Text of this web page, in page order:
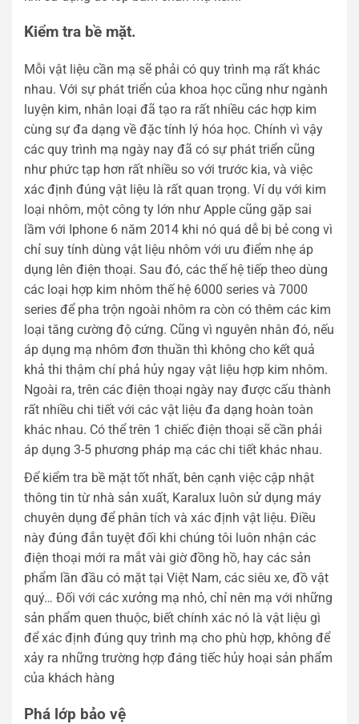
Kiểm tra bề mặt.
Mỗi vật liệu cần mạ sẽ phải có quy trình mạ rất khác
nhau. Với sự phát triển của khoa học cũng như ngành
luyện kim, nhân loại đã tạo ra rất nhiều các hợp kim
cùng sự đa dạng về đặc tính lý hóa học. Chính vì vậy
các quy trình mạ ngày nay đã có sự phát triển cũng
như phức tạp hơn rất nhiều so với trước kia, và việc
xác định đúng vật liệu là rất quan trọng. Ví dụ với kim
loại nhôm, một công ty lớn như Apple cũng gặp sai
lầm với Iphone 6 năm 2014 khi nó quá dễ bị bẻ cong vì
chỉ suy tính dùng vật liệu nhôm với ưu điểm nhẹ áp
dụng lên điện thoại. Sau đó, các thế hệ tiếp theo dùng
các loại hợp kim nhôm thế hệ 6000 series và 7000
series để pha trộn ngoài nhôm ra còn có thêm các kim
loại tăng cường độ cứng. Cũng vì nguyên nhân đó, nếu
áp dụng mạ nhôm đơn thuần thì không cho kết quả
khả thi thậm chí phả hủy ngay vật liệu hợp kim nhôm.
Ngoài ra, trên các điện thoại ngày nay được cấu thành
rất nhiều chi tiết với các vật liệu đa dạng hoàn toàn
khác nhau. Có thể trên 1 chiếc điện thoại sẽ cần phải
áp dụng 3-5 phương pháp mạ các chi tiết khác nhau.
Để kiểm tra bề mặt tốt nhất, bên cạnh việc cập nhật
thông tin từ nhà sản xuất, Karalux luôn sử dụng máy
chuyên dụng để phân tích và xác định vật liệu. Điều
này đúng đắn tuyệt đối khi chúng tôi luôn nhận các
điện thoại mới ra mắt vài giờ đồng hồ, hay các sản
phẩm lần đầu có mặt tại Việt Nam, các siêu xe, đồ vật
quý… Đối với các xưởng mạ nhỏ, chỉ nên mạ với những
sản phẩm quen thuộc, biết chính xác nó là vật liệu gì
để xác định đúng quy trình mạ cho phù hợp, không để
xảy ra những trường hợp đáng tiếc hủy hoại sản phẩm
của khách hàng
Phá lớp bảo vệ